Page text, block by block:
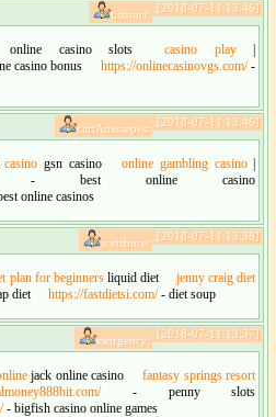
[2018-07-11 13:46]
tiststori:
casino slots casino play|
casino bonus https://onlinecasinovgs.com/-
[2018-07-11 13:46]
cartAnassepes:
gsn casino online gambling casino|
best online casino
online casinos
[2018-07-11 13:38]
scetsbure:
plan for beginnersliquid diet
jenny craig diet
diet https://fastdietsi.com/- diet soup
[2018-07-11 13:37]
esorgenry:
jack online casino
fantasy springs resort
- penny slots
- bigfish casino online games